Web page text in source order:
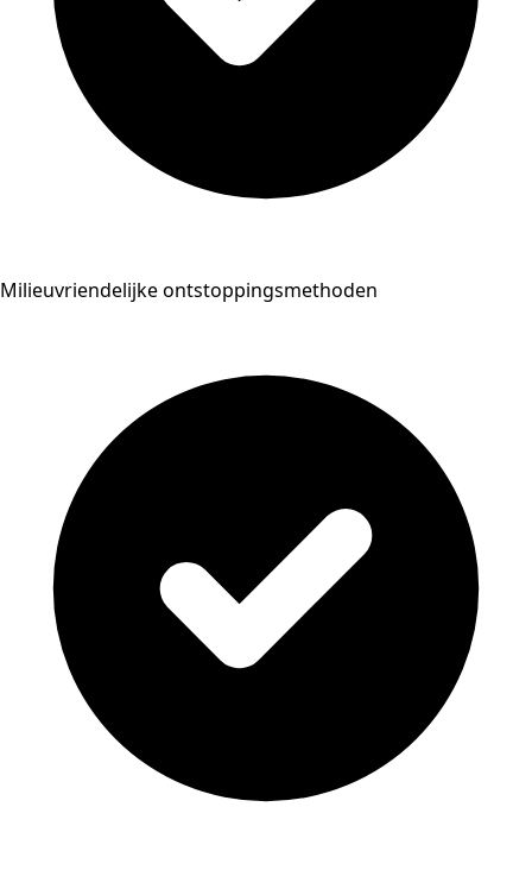
Milieuvriendelijke ontstoppingsmethoden